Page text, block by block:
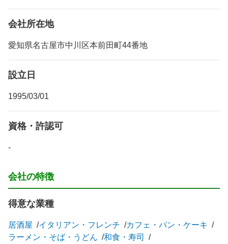
会社所在地
愛知県名古屋市中川区本前田町44番地
設立日
1995/03/01
資格・許認可
-
会社の特徴
得意な業種
居酒屋 イタリアン・フレンチ
カフェ・パン・ケーキ
ラーメン・そば・うどん
和食・寿司